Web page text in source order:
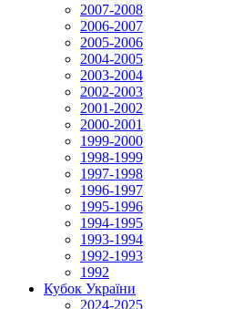
2007-2008
2006-2007
2005-2006
2004-2005
2003-2004
2002-2003
2001-2002
2000-2001
1999-2000
1998-1999
1997-1998
1996-1997
1995-1996
1994-1995
1993-1994
1992-1993
1992
Кубок України
2024-2025